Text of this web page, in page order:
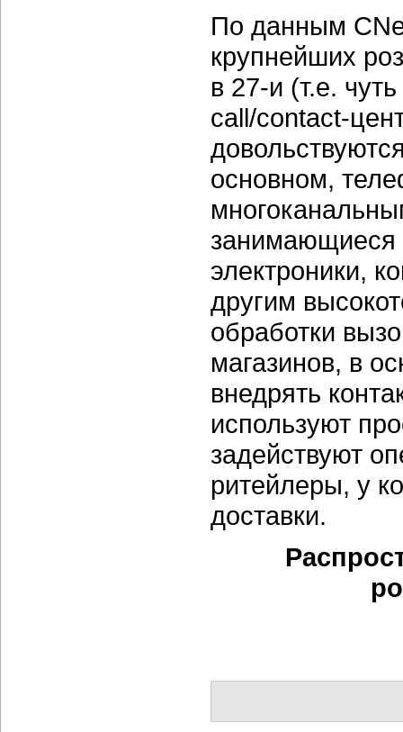
По данным
крупнейших
в 27-и (т.е.
call/contact-
основном,
занимающиеся
электроники,
другим
обработки
магазинов, в
внедрять
используют
задействуют
ритейлеры, у
доставки.